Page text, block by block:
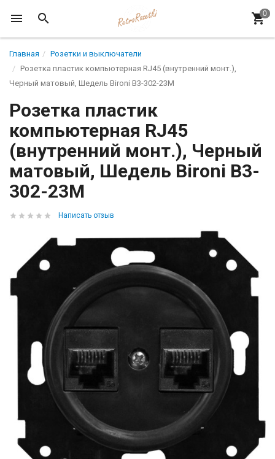
Главная
Розетки и выключатели
Розетка пластик компьютерная RJ45 (внутренний монт.),
Черный матовый, Шедель Bironi B3-302-23M
Розетка пластик
компьютерная RJ45
(внутренний монт.), Черный
матовый, Шедель Bironi B3-
302-23M
Написать отзыв